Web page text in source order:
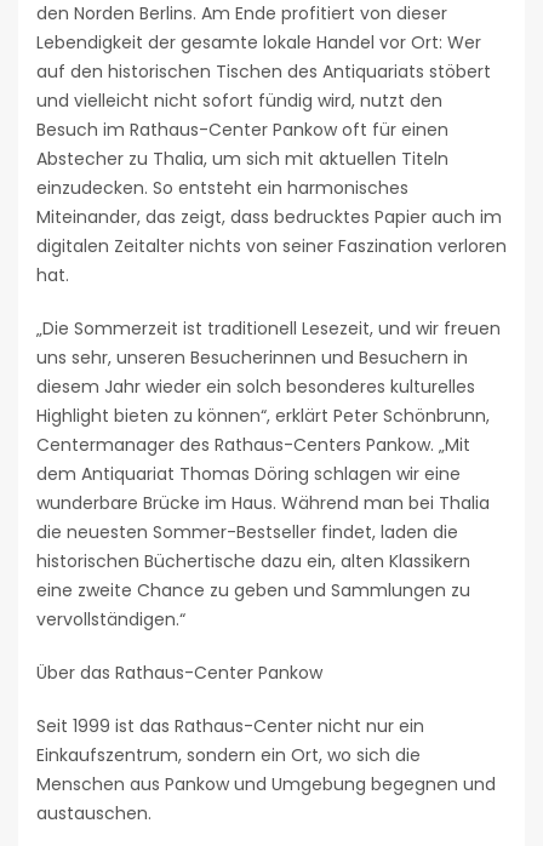
den Norden Berlins. Am Ende profitiert von dieser
Lebendigkeit der gesamte lokale Handel vor Ort: Wer
auf den historischen Tischen des Antiquariats stöbert
und vielleicht nicht sofort fündig wird, nutzt den
Besuch im Rathaus-Center Pankow oft für einen
Abstecher zu Thalia, um sich mit aktuellen Titeln
einzudecken. So entsteht ein harmonisches
Miteinander, das zeigt, dass bedrucktes Papier auch im
digitalen Zeitalter nichts von seiner Faszination verloren
hat.
„Die Sommerzeit ist traditionell Lesezeit, und wir freuen
uns sehr, unseren Besucherinnen und Besuchern in
diesem Jahr wieder ein solch besonderes kulturelles
Highlight bieten zu können“, erklärt Peter Schönbrunn,
Centermanager des Rathaus-Centers Pankow. „Mit
dem Antiquariat Thomas Döring schlagen wir eine
wunderbare Brücke im Haus. Während man bei Thalia
die neuesten Sommer-Bestseller findet, laden die
historischen Büchertische dazu ein, alten Klassikern
eine zweite Chance zu geben und Sammlungen zu
vervollständigen.“
Über das Rathaus-Center Pankow
Seit 1999 ist das Rathaus-Center nicht nur ein
Einkaufszentrum, sondern ein Ort, wo sich die
Menschen aus Pankow und Umgebung begegnen und
austauschen.